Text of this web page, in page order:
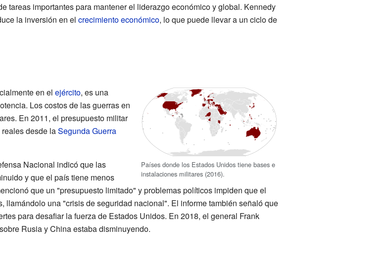
tareas importantes para mantener el liderazgo económico y global. Kennedy
la inversión en el crecimiento económico, lo que puede llevar a un ciclo de
Países donde los Estados Unidos tiene bases e
instalaciones militares (2016).
en el ejército, es una
Los costos de las guerras en
En 2011, el presupuesto militar
desde laSegunda Guerra
Nacional indicó que las
y que el país tiene menos
que un "presupuesto limitado" y problemas políticos impiden que el
llamándolo una "crisis de seguridad nacional". El informe también señaló que
para desafiar la fuerza de Estados Unidos. En 2018, el general Frank
Rusia y China estaba disminuyendo.